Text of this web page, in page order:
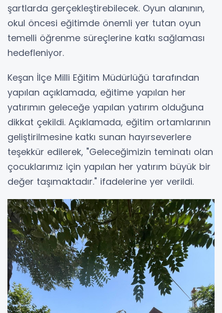
şartlarda gerçekleştirebilecek. Oyun alanının,
okul öncesi eğitimde önemli yer tutan oyun
temelli öğrenme süreçlerine katkı sağlaması
hedefleniyor.
Keşan İlçe Milli Eğitim Müdürlüğü tarafından
yapılan açıklamada, eğitime yapılan her
yatırımın geleceğe yapılan yatırım olduğuna
dikkat çekildi. Açıklamada, eğitim ortamlarının
geliştirilmesine katkı sunan hayırseverlere
teşekkür edilerek, "Geleceğimizin teminatı olan
çocuklarımız için yapılan her yatırım büyük bir
değer taşımaktadır." ifadelerine yer verildi.